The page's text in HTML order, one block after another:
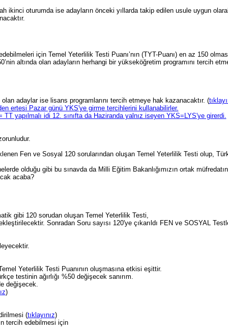
ikinci oturumda ise adayların önceki yıllarda takip edilen usule uygun
için Temel Yeterlilik Testi Puanı’nın (TYT-Puanı) en az 150
altında olan adayların herhangi bir yükseköğretim programını tercih
adaylar ise lisans programlarını tercih etmeye hak kazanacaktır. (
ertesi Pazar günü YKS'ye girme tercihlerini kullanabilirler.
TT yapılmalı idi 12. sınıfta da Haziranda yalnız iseyen YKS=LYS'ye girerdi.
Fen ve Sosyal 120 sorularından oluşan Temel Yeterlilik Testi olup,
olduğu gibi bu sınavda da Milli Eğitim Bakanlığımızın ortak
acaba?
gibi 120 sorudan oluşan Temel Yeterlilik Testi,
Sonradan Soru sayısı 120'ye çıkarıldı FEN ve SOSYAL
Yeterlilik Testi Puanının oluşmasına etkisi eşittir.
testinin ağırlığı %50 değişecek sanırım.
değişecek.
)
(tıklayınız)
tercih edebilmesi için